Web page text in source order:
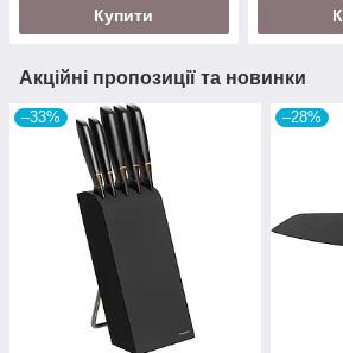
Купити
Акційні пропозиції та новинки
–33% –28%